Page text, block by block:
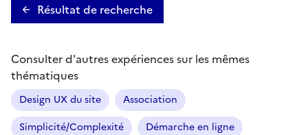
Résultat de recherche
Consulter d'autres expériences sur les mêmes
thématiques
Design UX du site
Association
Simplicité/Complexité
Démarche en ligne